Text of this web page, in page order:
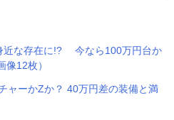
近な存在に!? 今なら100万円台か
像12枚）
ャーかZか？ 40万円差の装備と満